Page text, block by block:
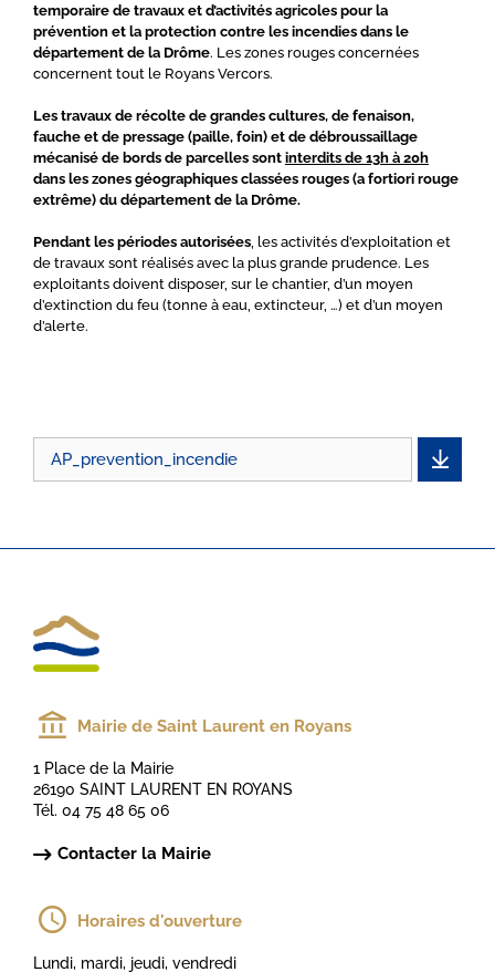
temporaire de travaux et d’activités agricoles pour la
prévention et la protection contre les incendies dans le
département de la Drôme. Les zones rouges concernées
concernent tout le Royans Vercors.
Les travaux de récolte de grandes cultures, de fenaison,
fauche et de pressage (paille, foin) et de débroussaillage
mécanisé de bords de parcelles sont interdits de 13h à 20h
dans les zones géographiques classées rouges (a fortiori rouge
extrême) du département de la Drôme.
Pendant les périodes autorisées , les activités d’exploitation et
de travaux sont réalisés avec la plus grande prudence. Les
exploitants doivent disposer, sur le chantier, d’un moyen
d’extinction du feu (tonne à eau, extincteur, …) et d’un moyen
d’alerte.
AP_prevention_incendie
Mairie de Saint Laurent en Royans
1 Place de la Mairie
26190 SAINT LAURENT EN ROYANS
Tél. 04 75 48 65 06
Contacter la Mairie
Horaires d'ouverture
Lundi, mardi, jeudi, vendredi